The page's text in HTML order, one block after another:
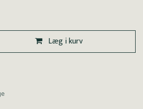
Læg i kurv